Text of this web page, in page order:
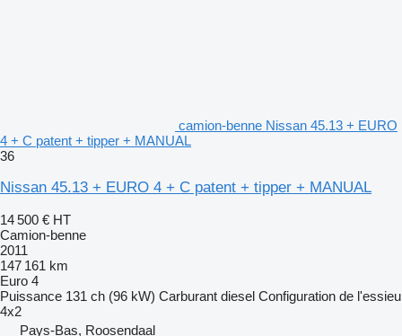
camion-benne Nissan 45.13 + EURO
4 + C patent + tipper + MANUAL
36
Nissan 45.13 + EURO 4 + C patent + tipper + MANUAL
14 500 € HT
Camion-benne
2011
147 161 km
Euro 4
Puissance 131 ch (96 kW) Carburant diesel Configuration de l'essieu
4x2
Pays-Bas, Roosendaal